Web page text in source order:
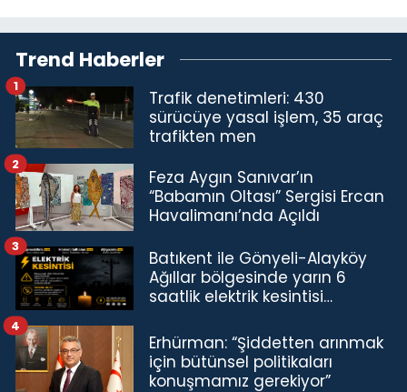
Trend Haberler
Trafik denetimleri: 430
sürücüye yasal işlem, 35 araç
trafikten men
1
Feza Aygın Sanıvar’ın
“Babamın Oltası” Sergisi Ercan
Havalimanı’nda Açıldı
2
Batıkent ile Gönyeli-Alayköy
Ağıllar bölgesinde yarın 6
saatlik elektrik kesintisi…
3
Erhürman: “Şiddetten arınmak
için bütünsel politikaları
konuşmamız gerekiyor”
4